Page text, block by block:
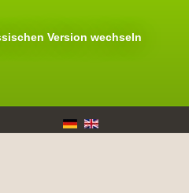
Version wechseln